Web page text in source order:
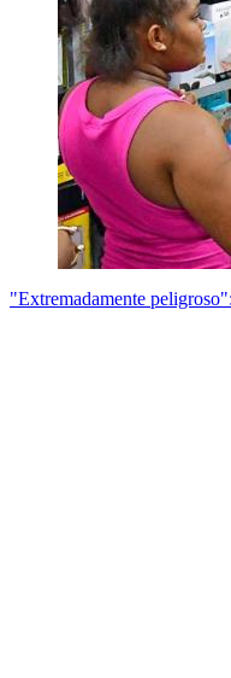
"Extremadamente